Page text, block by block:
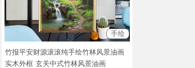
手绘
竹报平安财源滚滚纯手绘竹林风景油画
实木外框 玄关中式竹林风景油画